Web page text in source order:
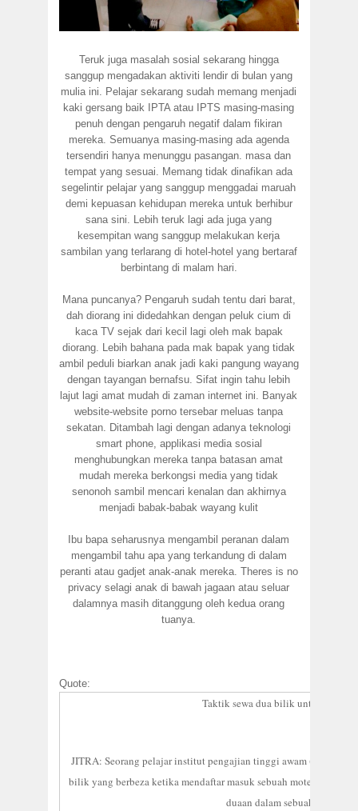
Teruk juga masalah sosial sekarang hingga
sanggup mengadakan aktiviti lendir di bulan yang
mulia ini. Pelajar sekarang sudah memang menjadi
kaki gersang baik IPTA atau IPTS masing-masing
penuh dengan pengaruh negatif dalam fikiran
mereka. Semuanya masing-masing ada agenda
tersendiri hanya menunggu pasangan. masa dan
tempat yang sesuai. Memang tidak dinafikan ada
segelintir pelajar yang sanggup menggadai maruah
demi kepuasan kehidupan mereka untuk berhibur
sana sini. Lebih teruk lagi ada juga yang
kesempitan wang sanggup melakukan kerja
sambilan yang terlarang di hotel-hotel yang bertaraf
berbintang di malam hari.
Mana puncanya? Pengaruh sudah tentu dari barat,
dah diorang ini didedahkan dengan peluk cium di
kaca TV sejak dari kecil lagi oleh mak bapak
diorang. Lebih bahana pada mak bapak yang tidak
ambil peduli biarkan anak jadi kaki pangung wayang
dengan tayangan bernafsu. Sifat ingin tahu lebih
lajut lagi amat mudah di zaman internet ini. Banyak
website-website porno tersebar meluas tanpa
sekatan. Ditambah lagi dengan adanya teknologi
smart phone, applikasi media sosial
menghubungkan mereka tanpa batasan amat
mudah mereka berkongsi media yang tidak
senonoh sambil mencari kenalan dan akhirnya
menjadi babak-babak wayang kulit
Ibu bapa seharusnya mengambil peranan dalam
mengambil tahu apa yang terkandung di dalam
peranti atau gadjet anak-anak mereka. Theres is no
privacy selagi anak di bawah jagaan atau seluar
dalamnya masih ditanggung oleh kedua orang
tuanya.
Quote:
Taktik sewa dua bilik untuk
JITRA: Seorang pelajar institut pengajian tinggi awam (IPTA)
bilik yang berbeza ketika mendaftar masuk sebuah motel di
duaan dalam sebuah bilik di